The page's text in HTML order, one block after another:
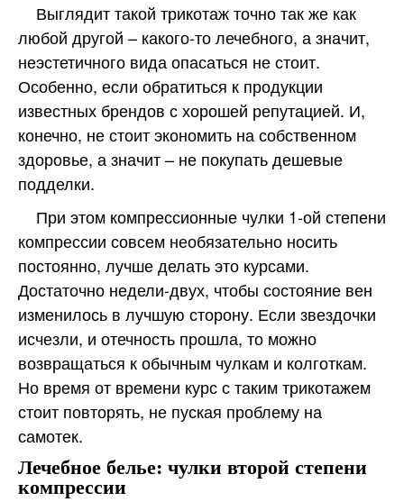
Выглядит такой трикотаж точно так же как
любой другой – какого-то лечебного, а значит,
неэстетичного вида опасаться не стоит.
Особенно, если обратиться к продукции
известных брендов с хорошей репутацией. И,
конечно, не стоит экономить на собственном
здоровье, а значит – не покупать дешевые
подделки.
При этом компрессионные чулки 1-ой степени
компрессии совсем необязательно носить
постоянно, лучше делать это курсами.
Достаточно недели-двух, чтобы состояние вен
изменилось в лучшую сторону. Если звездочки
исчезли, и отечность прошла, то можно
возвращаться к обычным чулкам и колготкам.
Но время от времени курс с таким трикотажем
стоит повторять, не пуская проблему на
самотек.
Лечебное белье: чулки второй степени
компрессии